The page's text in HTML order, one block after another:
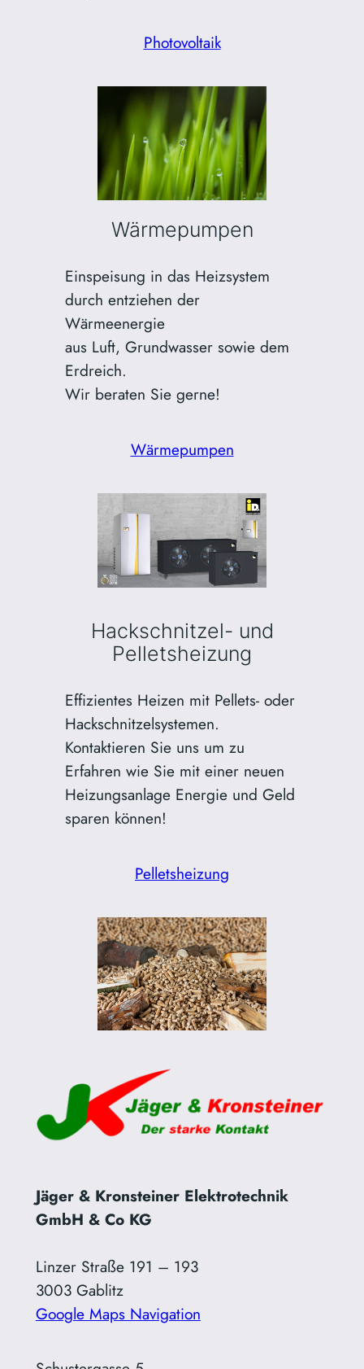
Photovoltaik
Wärmepumpen
Einspeisung in das Heizsystem
durch entziehen der
Wärmeenergie
aus Luft, Grundwasser sowie dem
Erdreich.
Wir beraten Sie gerne!
Wärmepumpen
Hackschnitzel- und
Pelletsheizung
Effizientes Heizen mit Pellets- oder
Hackschnitzelsystemen.
Kontaktieren Sie uns um zu
Erfahren wie Sie mit einer neuen
Heizungsanlage Energie und Geld
sparen können!
Pelletsheizung
Jäger & Kronsteiner Elektrotechnik
GmbH & Co KG
Linzer Straße 191 – 193
3003 Gablitz
Google Maps Navigation